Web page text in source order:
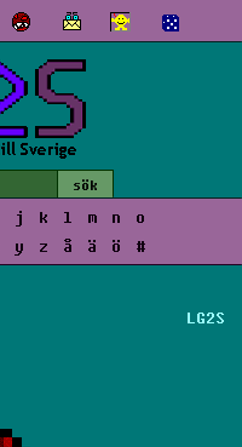
j k l m n
o
y z å ä ö #
LG2S